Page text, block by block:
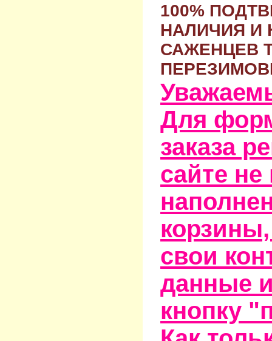
100%
НАЛИЧИЯ И
САЖЕНЦЕВ
Для
заказа
сайте
свои
данные
кнопку